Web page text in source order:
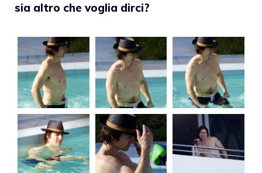
sia altro che voglia dirci?